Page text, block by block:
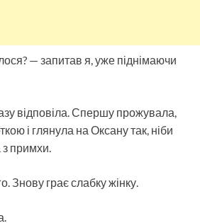
— запитав я, уже піднімаючи
відповіла. Спершу прожувала,
і глянула на Оксану так, ніби
з примхи.
Знову грає слабку жінку.